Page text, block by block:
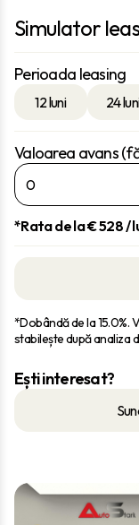
Simulator
Perioada leasing
12 luni 24
Valoarea avans
*Rata de la €528/
*Dobândă de la 15.0%.
stabilește după analiza
Ești interesat?